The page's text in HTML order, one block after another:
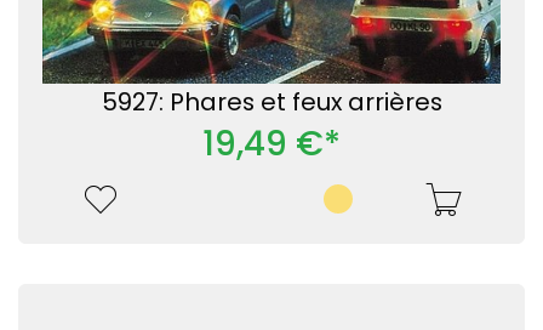
5927: Phares et feux arrières
19,49 €*